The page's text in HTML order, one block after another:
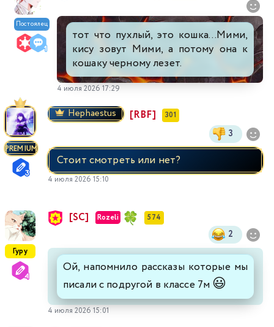
Постоялец
тот что пухлый, это кошка...Мими,
кису зовут Мими, а потому она к
кошаку черному лезет.
4 июля 2026 17:29
PREMIUM
Hephaestus [RBF] 301
3
Стоит смотреть или нет?
4 июля 2026 15:10
Гуру
[SC] Rozeli 574
2
Ой, напомнило рассказы которые мы
писали с подругой в классе 7м 😃
4 июля 2026 15:01